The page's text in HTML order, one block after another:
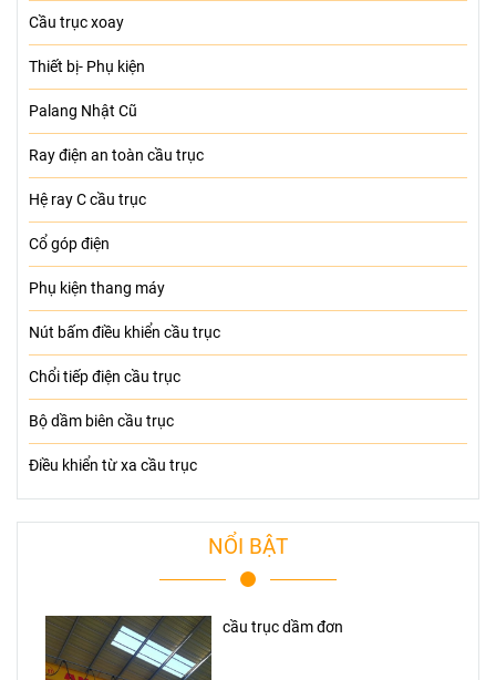
Cầu trục xoay
Thiết bị- Phụ kiện
Palang Nhật Cũ
Ray điện an toàn cầu trục
Hệ ray C cầu trục
Cổ góp điện
Phụ kiện thang máy
Nút bấm điều khiển cầu trục
Chổi tiếp điện cầu trục
Bộ dầm biên cầu trục
Điều khiển từ xa cầu trục
NỔI BẬT
cầu trục dầm đơn